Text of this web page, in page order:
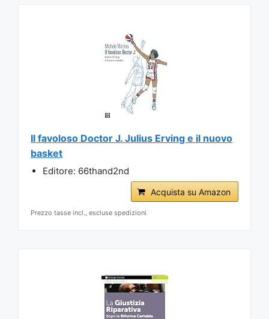
Il favoloso Doctor J. Julius Erving e il nuovo
basket
Editore: 66thand2nd
Acquista su Amazon
Prezzo tasse incl., escluse spedizioni